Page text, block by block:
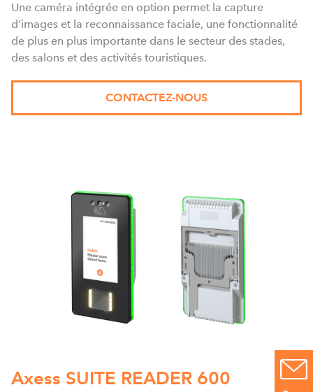
Une caméra intégrée en option permet la capture
d’images et la reconnaissance faciale, une fonctionnalité
de plus en plus importante dans le secteur des stades,
des salons et des activités touristiques.
CONTACTEZ-NOUS
Axess SUITE READER 600